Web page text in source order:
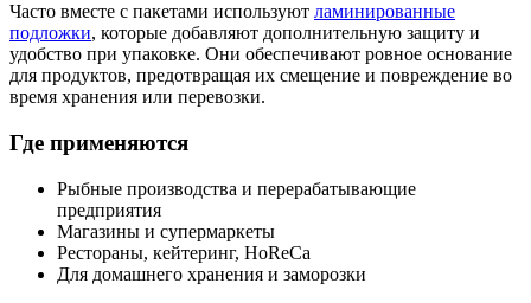
Часто вместе с пакетами используют ламинированные
подложки, которые добавляют дополнительную защиту и
удобство при упаковке. Они обеспечивают ровное основание
для продуктов, предотвращая их смещение и повреждение во
время хранения или перевозки.
Где применяются
Рыбные производства и перерабатывающие
предприятия
Магазины и супермаркеты
Рестораны, кейтеринг, HoReCa
Для домашнего хранения и заморозки